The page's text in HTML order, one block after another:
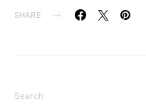
SHARE
Search